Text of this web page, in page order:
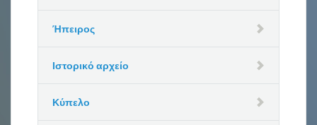
Ήπειρος
Ιστορικό αρχείο
Κύπελο